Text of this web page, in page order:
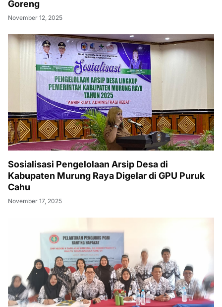
Goreng
November 12, 2025
Sosialisasi Pengelolaan Arsip Desa di
Kabupaten Murung Raya Digelar di GPU Puruk
Cahu
November 17, 2025